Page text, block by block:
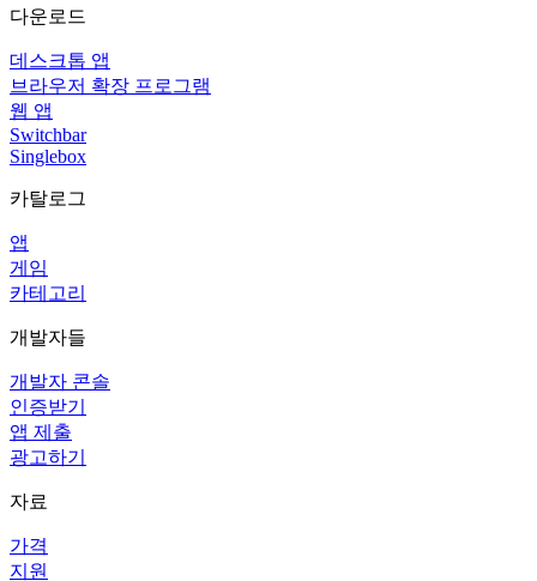
다운로드
데스크톱 앱
브라우저 확장 프로그램
웹 앱
Switchbar
Singlebox
카탈로그
앱
게임
카테고리
개발자들
개발자 콘솔
인증받기
앱 제출
광고하기
자료
가격
지원